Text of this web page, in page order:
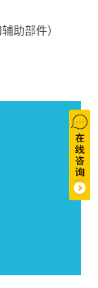
助部件）